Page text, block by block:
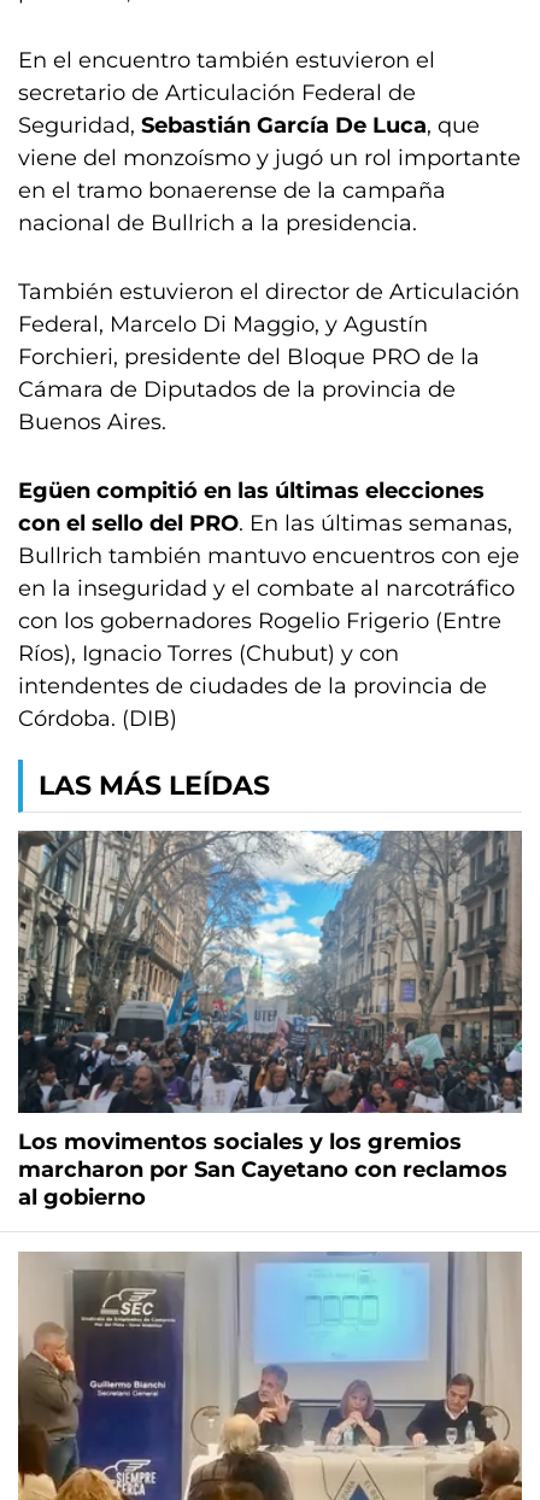
En el encuentro también estuvieron el
secretario de Articulación Federal de
Seguridad, Sebastián García De Luca, que
viene del monzoísmo y jugó un rol importante
en el tramo bonaerense de la campaña
nacional de Bullrich a la presidencia.
También estuvieron el director de Articulación
Federal, Marcelo Di Maggio, y Agustín
Forchieri, presidente del Bloque PRO de la
Cámara de Diputados de la provincia de
Buenos Aires.
Egüen compitió en las últimas elecciones
con el sello del PRO. En las últimas semanas,
Bullrich también mantuvo encuentros con eje
en la inseguridad y el combate al narcotráfico
con los gobernadores Rogelio Frigerio (Entre
Ríos), Ignacio Torres (Chubut) y con
intendentes de ciudades de la provincia de
Córdoba. (DIB)
LAS MÁS LEÍDAS
Los movimentos sociales y los gremios
marcharon por San Cayetano con reclamos
al gobierno